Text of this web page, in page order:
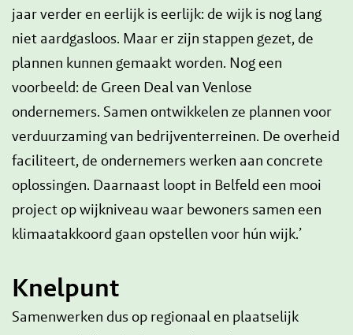
jaar verder en eerlijk is eerlijk: de wijk is nog lang
niet aardgasloos. Maar er zijn stappen gezet, de
plannen kunnen gemaakt worden. Nog een
voorbeeld: de Green Deal van Venlose
ondernemers. Samen ontwikkelen ze plannen voor
verduurzaming van bedrijventerreinen. De overheid
faciliteert, de ondernemers werken aan concrete
oplossingen. Daarnaast loopt in Belfeld een mooi
project op wijkniveau waar bewoners samen een
klimaatakkoord gaan opstellen voor hún wijk.’
Knelpunt
Samenwerken dus op regionaal en plaatselijk